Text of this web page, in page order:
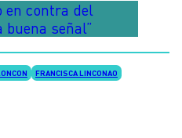
en contra del
señal”
FRANCISCA LINCONAO